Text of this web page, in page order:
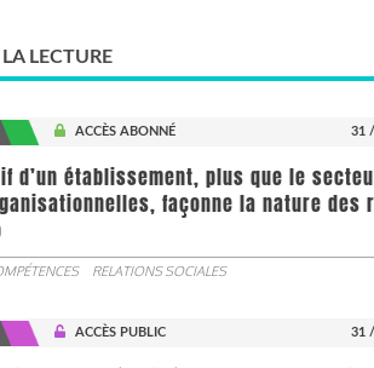
LECTURE
ACCÈS ABONNÉ 31
d’un établissement, plus que le
façonne la nature des
RELATIONS SOCIALES
ACCÈS PUBLIC 31